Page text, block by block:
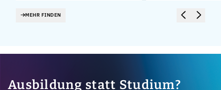
MEHR FINDEN
Ausbildung statt Studium?